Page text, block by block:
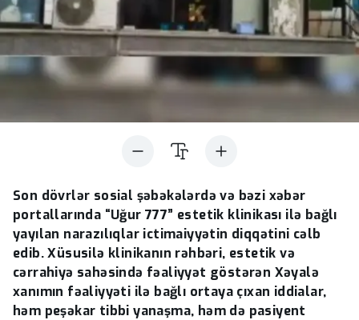
Son dövrlər sosial şəbəkələrdə və bəzi xəbər
portallarında “Uğur 777” estetik klinikası ilə bağlı
yayılan narazılıqlar ictimaiyyətin diqqətini cəlb
edib. Xüsusilə klinikanın rəhbəri, estetik və
cərrahiyə sahəsində fəaliyyət göstərən Xəyalə
xanımın fəaliyyəti ilə bağlı ortaya çıxan iddialar,
həm peşəkar tibbi yanaşma, həm də pasiyent